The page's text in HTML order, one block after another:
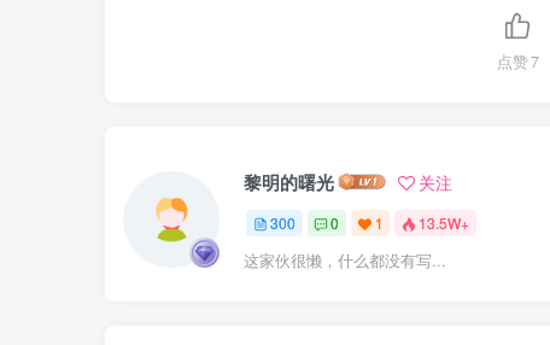
点赞7
黎明的曙光 关注
300 0 1 13.5W+
这家伙很懒，什么都没有写...